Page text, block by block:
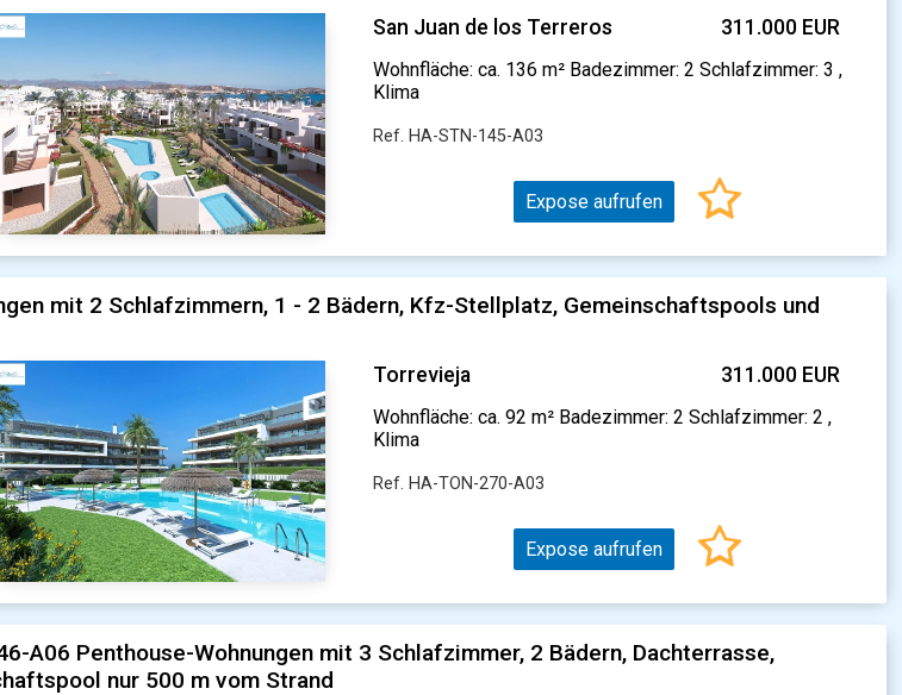
San Juan de los Terreros 311.000 EUR
Wohnfläche: ca. 136 m² Badezimmer: 2 Schlafzimmer: 3 ,
Klima
Ref. HA-STN-145-A03
Expose aufrufen
mit 2 Schlafzimmern, 1 - 2 Bädern, Kfz-Stellplatz, Gemeinschaftspools und
Torrevieja 311.000 EUR
Wohnfläche: ca. 92 m² Badezimmer: 2 Schlafzimmer: 2 ,
Klima
Ref. HA-TON-270-A03
Expose aufrufen
A06 Penthouse-Wohnungen mit 3 Schlafzimmer, 2 Bädern, Dachterrasse,
nur 500 m vom Strand